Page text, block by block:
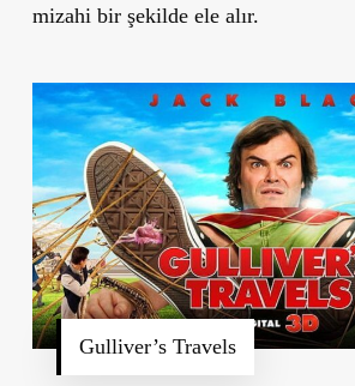
mizahi bir şekilde ele alır.
Gulliver’s Travels